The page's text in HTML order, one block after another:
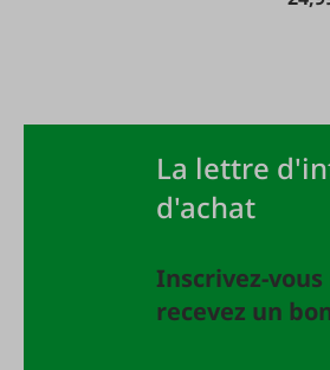
La lettre
d'achat
Inscrivez-
recevez un